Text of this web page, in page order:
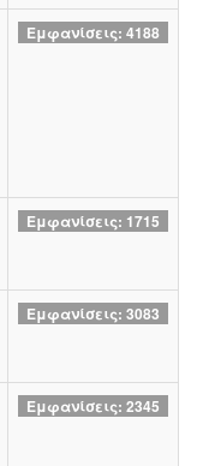
Εμφανίσεις: 4188
Εμφανίσεις: 1715
Εμφανίσεις: 3083
Εμφανίσεις: 2345